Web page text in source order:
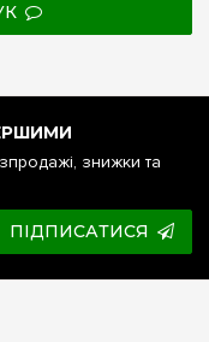
знижки та
ПІДПИСАТИСЯ